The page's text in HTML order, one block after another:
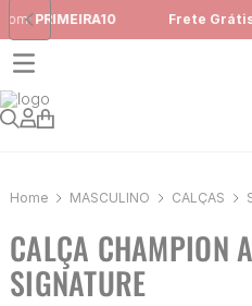
Frete Grátis para região
MASCULINO CALÇAS
CALÇA CHAMPION
SIGNATURE